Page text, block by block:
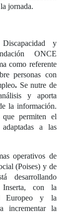
jornada.
y
ONCE
como referente
personas con
. Se nutre de
y aporta
la información.
que permiten el
a las
operativos de
(Poises) y de
desarrollando
con la
Europeo y la
incrementar la